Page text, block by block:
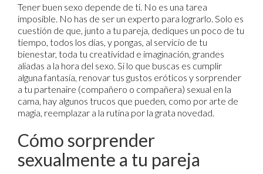
Tener buen sexo depende de ti. No es una tarea
imposible. No has de ser un experto para lograrlo. Solo es
cuestión de que, junto a tu pareja, dediques un poco de tu
tiempo, todos los días, y pongas, al servicio de tu
bienestar, toda tu creatividad e imaginación, grandes
aliadas a la hora del sexo. Si lo que buscas es cumplir
alguna fantasía, renovar tus gustos eróticos y sorprender
a tu partenaire (compañero o compañera) sexual en la
cama, hay algunos trucos que pueden, como por arte de
magia, reemplazar a la rutina por la grata novedad.
Cómo sorprender
sexualmente a tu pareja